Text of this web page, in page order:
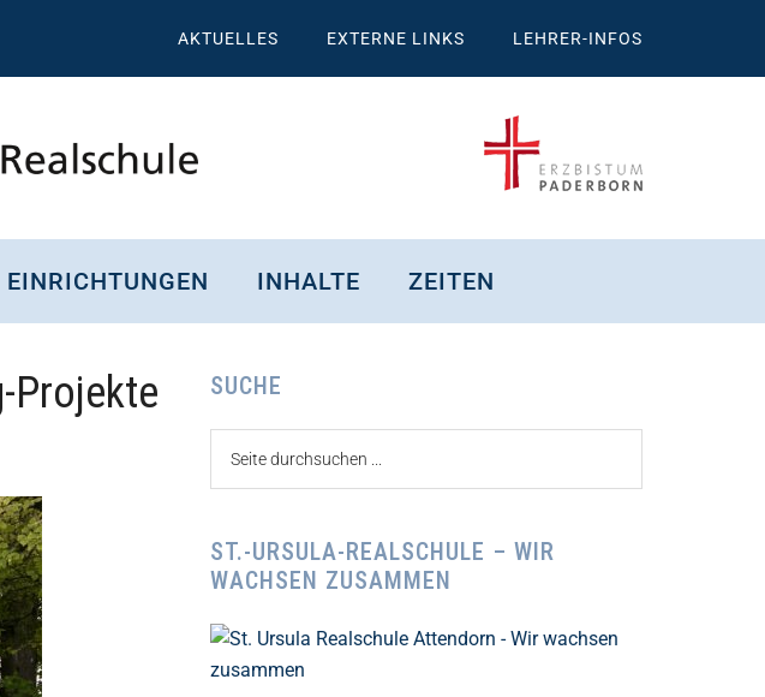
AKTUELLES EXTERNE LINKS LEHRER-INFOS
EINRICHTUNGEN INHALTE ZEITEN
Projekte Seitenspalte
SUCHE
ST.-URSULA-REALSCHULE – WIR
WACHSEN ZUSAMMEN